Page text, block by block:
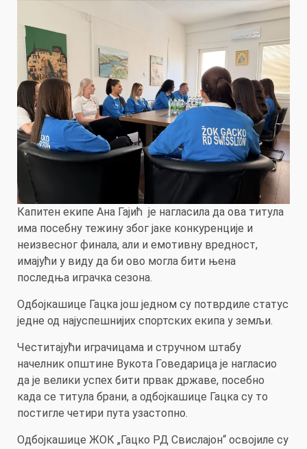
Капитен екипе Ана Гајић је нагласила да ова титула
има посебну тежину због јаке конкуренције и
неизвесног финала, али и емотивну вредност,
имајући у виду да би ово могла бити њена
последња играчка сезона.
Одбојкашице Гацка још једном су потврдиле статус
једне од најуспешнијих спортских екипа у земљи.
Честитајући играчицама и стручном штабу
начелник општине Вукота Говедарица је нагласио
да је велики успех бити првак државе, посебно
када се титула брани, а одбојкашице Гацка су то
постигле четири пута узастопно.
Одбојкашице ЖОК „Гацко РД Свислајон“ освојиле су